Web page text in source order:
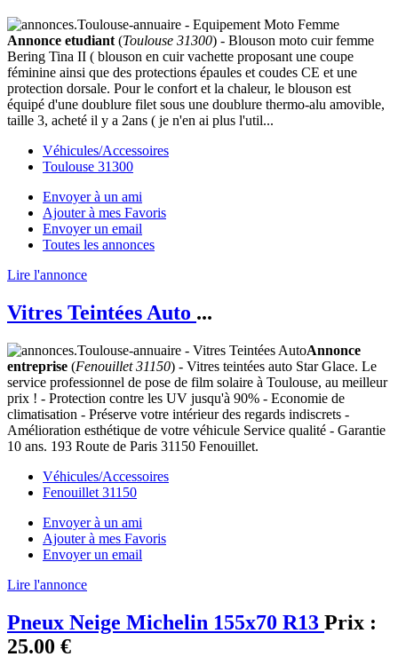
Annonce etudiant (Toulouse 31300) - Blouson moto cuir femme
Bering Tina II ( blouson en cuir vachette proposant une coupe
féminine ainsi que des protections épaules et coudes CE et une
protection dorsale. Pour le confort et la chaleur, le blouson est
équipé d'une doublure filet sous une doublure thermo-alu amovible,
taille 3, acheté il y a 2ans ( je n'en ai plus l'util...
Véhicules/Accessoires
Toulouse 31300
Envoyer à un ami
Ajouter à mes Favoris
Envoyer un email
Toutes les annonces
Lire l'annonce
Vitres Teintées Auto ...
Annonce
entreprise (Fenouillet 31150) - Vitres teintées auto Star Glace. Le
service professionnel de pose de film solaire à Toulouse, au meilleur
prix ! - Protection contre les UV jusqu'à 90% - Economie de
climatisation - Préserve votre intérieur des regards indiscrets -
Amélioration esthétique de votre véhicule Service qualité - Garantie
10 ans. 193 Route de Paris 31150 Fenouillet.
Véhicules/Accessoires
Fenouillet 31150
Envoyer à un ami
Ajouter à mes Favoris
Envoyer un email
Lire l'annonce
Pneux Neige Michelin 155x70 R13 Prix :
25.00 €